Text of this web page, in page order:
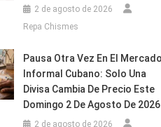
2 de agosto de 2026
Repa Chismes
Pausa Otra Vez En El Mercado
Informal Cubano: Solo Una
Divisa Cambia De Precio Este
Domingo 2 De Agosto De 2026
2 de agosto de 2026